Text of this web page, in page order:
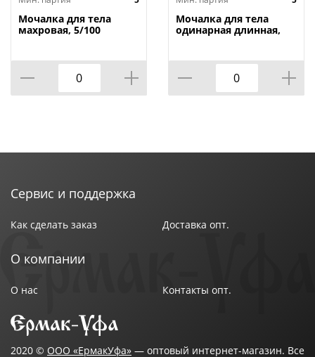
Мочалка для тела
махровая, 5/100
Мочалка для тела
одинарная длинная,
Сервис и поддержка
Как сделать заказ Доставка опт.
О компании
О нас Контакты опт.
2020 © ООО «ЕрмакУфа» — оптовый интернет-магазин. Все